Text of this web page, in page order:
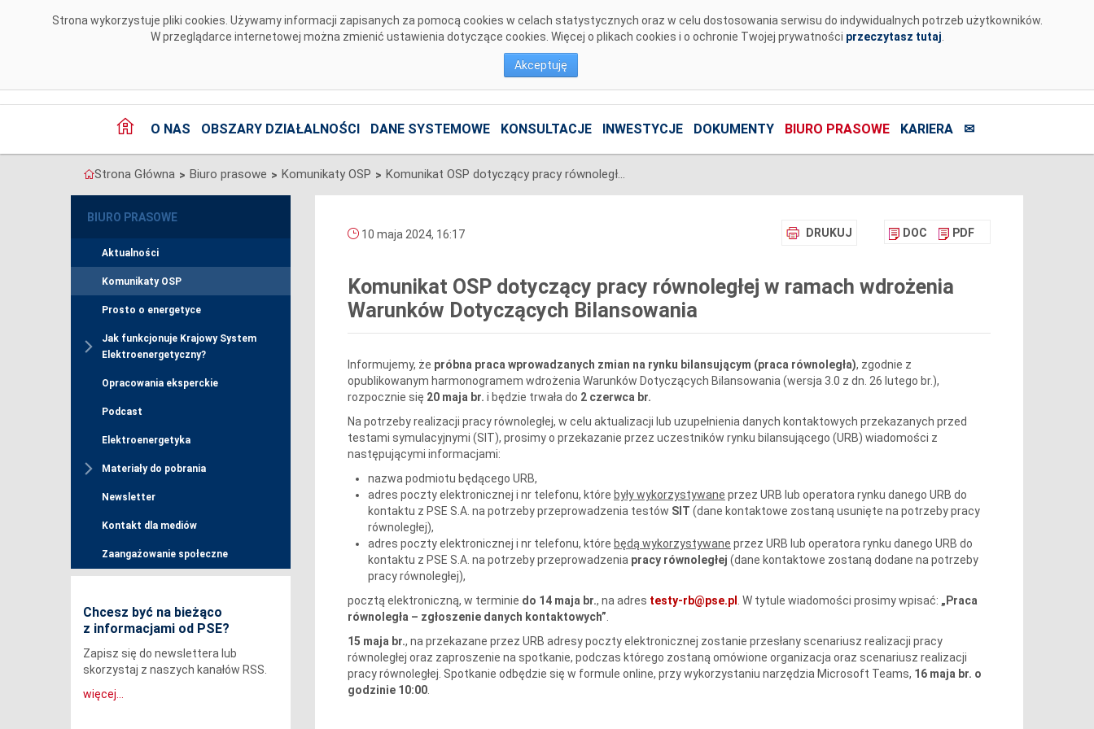
Strona wykorzystuje pliki cookies. Używamy informacji zapisanych za pomocą cookies w celach statystycznych oraz w celu dostosowania serwisu do indywidualnych potrzeb użytkowników.
W przeglądarce internetowej można zmienić ustawienia dotyczące cookies. Więcej o plikach cookies i o ochronie Twojej prywatności przeczytasz tutaj
Akceptuję
O NAS OBSZARY DZIAŁALNOŚCI DANE SYSTEMOWE KONSULTACJE INWESTYCJE DOKUMENTY BIURO PRASOWE KARIERA ✉
Strona Główna > Biuro prasowe > Komunikaty OSP > Komunikat OSP dotyczący pracy równoległej w ramach wdrożenia Warunków Dotyczących Bilansowania
BIURO PRASOWE
Aktualności
Komunikaty OSP
Prosto o energetyce
Jak funkcjonuje Krajowy System
Elektroenergetyczny?
Opracowania eksperckie
Podcast
Elektroenergetyka
Materiały do pobrania
Newsletter
Kontakt dla mediów
Zaangażowanie społeczne
Chcesz być na bieżąco
z informacjami od PSE?
Zapisz się do newslettera lub
skorzystaj z naszych kanałów RSS.
więcej...
DRUKUJ DOC PDF
10 maja 2024, 16:17
Komunikat OSP dotyczący pracy równoległej w ramach wdrożenia
Warunków Dotyczących Bilansowania
Informujemy, że próbna praca wprowadzanych zmian na rynku bilansującym (praca równoległa), zgodnie z‍
opublikowanym harmonogramem wdrożenia Warunków Dotyczących Bilansowania (wersja 3.0 z dn. 26 lutego br.),
rozpocznie się 20 maja br. i będzie trwała do 2 czerwca br.
Na potrzeby realizacji pracy równoległej, w celu aktualizacji lub uzupełnienia danych kontaktowych przekazanych przed
testami symulacyjnymi (SIT), prosimy o przekazanie przez uczestników rynku bilansującego (URB) wiadomości z
następującymi informacjami:
nazwa podmiotu będącego URB,
adres poczty elektronicznej i nr telefonu, które były wykorzystywane przez URB lub operatora rynku danego URB do
kontaktu z PSE S.A. na potrzeby przeprowadzenia testów SIT (dane kontaktowe zostaną usunięte na potrzeby pracy
równoległej),
adres poczty elektronicznej i nr telefonu, które będą wykorzystywane przez URB lub operatora rynku danego URB do
kontaktu z PSE S.A. na potrzeby przeprowadzenia pracy równoległej (dane kontaktowe zostaną dodane na potrzeby
pracy równoległej),
pocztą elektroniczną, w terminie do 14 maja br., na adres testy-rb@pse.pl . W tytule wiadomości prosimy wpisać: „Praca
równoległa – zgłoszenie danych kontaktowych”
15 maja br., na przekazane przez URB adresy poczty elektronicznej zostanie przesłany scenariusz realizacji pracy
równoległej oraz zaproszenie na spotkanie, podczas którego zostaną omówione organizacja oraz scenariusz realizacji
pracy równoległej. Spotkanie odbędzie się w formule online, przy wykorzystaniu narzędzia Microsoft Teams, 16 maja br. o
godzinie 10:00.